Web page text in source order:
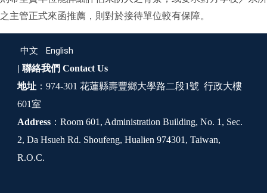
之主管正式來函推薦，則對於接待單位較有保障。
中文 English
| 聯絡我們 Contact Us
地址 ：974-301 花蓮縣壽豐鄉大學路二段1號 行政大樓
601室
Address ：Room 601, Administration Building, No. 1, Sec.
2, Da Hsueh Rd. Shoufeng, Hualien 974301, Taiwan,
R.O.C.